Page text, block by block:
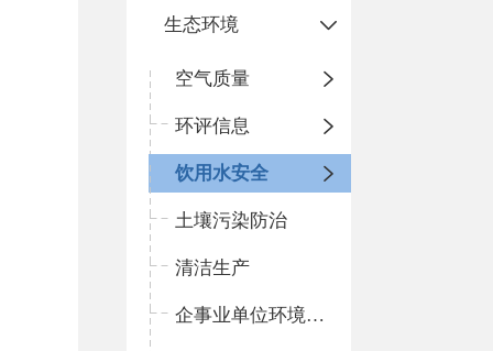
生态环境
空气质量
环评信息
饮用水安全
土壤污染防治
清洁生产
企事业单位环境信息